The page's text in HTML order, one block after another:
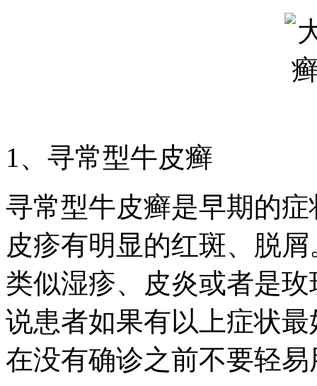
1、寻常型牛皮癣
寻常型牛皮癣是早期的
皮疹有明显的红斑、脱
类似湿疹、皮炎或者是
说患者如果有以上症状
在没有确诊之前不要轻